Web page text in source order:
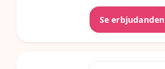
Se erbjudanden